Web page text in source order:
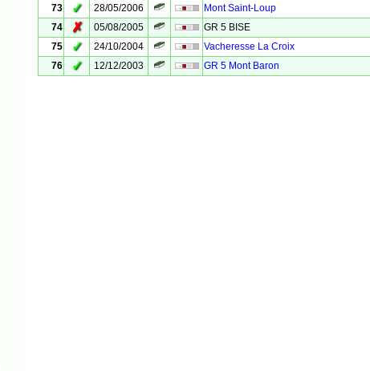
73
✓ 28/05/2006
Mont Saint-Loup
74
✗ 05/08/2005
GR 5 BISE
75
✓ 24/10/2004
Vacheresse La Croix
76
✓ 12/12/2003 GR 5 Mont Baron